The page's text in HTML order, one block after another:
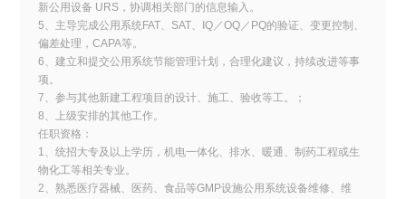
新公用设备 URS，协调相关部门的信息输入。
5、主导完成公用系统FAT、SAT、IQ／OQ／PQ的验证、变更控制、
偏差处理，CAPA等。
6、建立和提交公用系统节能管理计划，合理化建议，持续改进等事
项。
7、参与其他新建工程项目的设计、施工、验收等工。；
8、上级安排的其他工作。
任职资格：
1、统招大专及以上学历，机电一体化、排水、暖通、制药工程或生
物化工等相关专业。
2、熟悉医疗器械、医药、食品等GMP设施公用系统设备维修、维